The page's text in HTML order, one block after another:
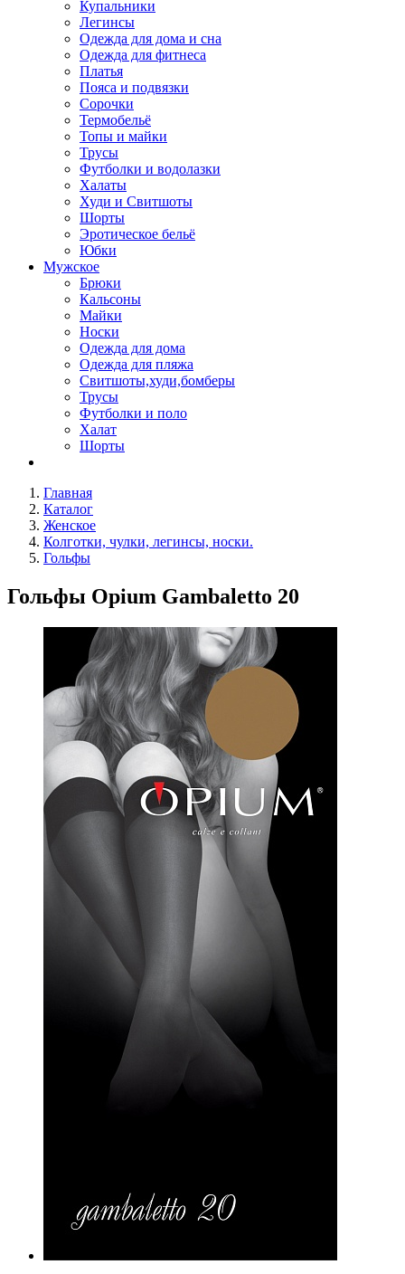
Купальники
Легинсы
Одежда для дома и сна
Одежда для фитнеса
Платья
Пояса и подвязки
Сорочки
Термобельё
Топы и майки
Трусы
Футболки и водолазки
Халаты
Худи и Свитшоты
Шорты
Эротическое бельё
Юбки
Мужское
Брюки
Кальсоны
Майки
Носки
Одежда для дома
Одежда для пляжа
Свитшоты,худи,бомберы
Трусы
Футболки и поло
Халат
Шорты
Главная
Каталог
Женское
Колготки, чулки, легинсы, носки.
Гольфы
Гольфы Opium Gambaletto 20